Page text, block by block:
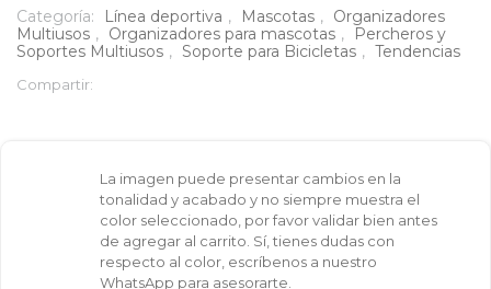
ganaespacio
cantidad
Categoría: Línea deportiva , Mascotas , Organizadores
Multiusos , Organizadores para mascotas ,
Percheros y
Soportes Multiusos , Soporte para Bicicletas , Tendencias
Compartir:
La imagen puede presentar cambios en la
tonalidad y acabado y no siempre muestra el
color seleccionado, por favor validar bien antes
de agregar al carrito. Sí, tienes dudas con
respecto al color, escríbenos a nuestro
WhatsApp para asesorarte.